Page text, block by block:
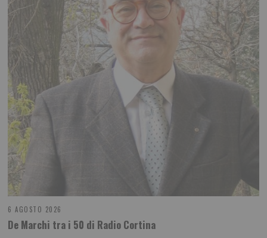
6 AGOSTO 2026
De Marchi tra i 50 di Radio Cortina